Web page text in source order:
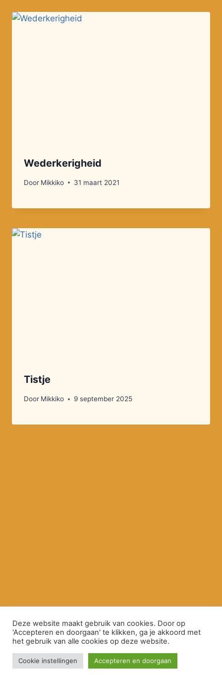
Wederkerigheid
Door Mikkiko 31 maart 2021
Tistje
Door Mikkiko 9 september 2025
© 2026 Mikkiko // designHoltien11
Deze website maakt gebruik van cookies. Door op
'Accepteren en doorgaan' te klikken, ga je akkoord met
het gebruik van alle cookies op deze website.
Cookie instellingen Accepteren en doorgaan